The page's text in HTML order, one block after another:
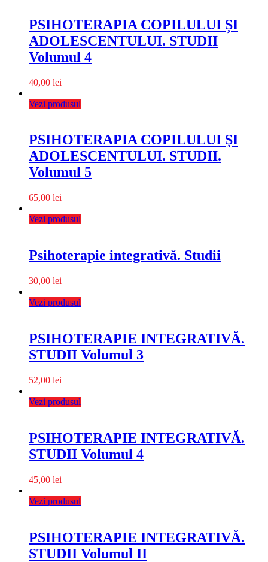
PSIHOTERAPIA COPILULUI ȘI
ADOLESCENTULUI. STUDII
Volumul 4
40,00 lei
Vezi produsul
PSIHOTERAPIA COPILULUI ŞI
ADOLESCENTULUI. STUDII.
Volumul 5
65,00 lei
Vezi produsul
Psihoterapie integrativă. Studii
30,00 lei
Vezi produsul
PSIHOTERAPIE INTEGRATIVĂ.
STUDII Volumul 3
52,00 lei
Vezi produsul
PSIHOTERAPIE INTEGRATIVĂ.
STUDII Volumul 4
45,00 lei
Vezi produsul
PSIHOTERAPIE INTEGRATIVĂ.
STUDII Volumul II